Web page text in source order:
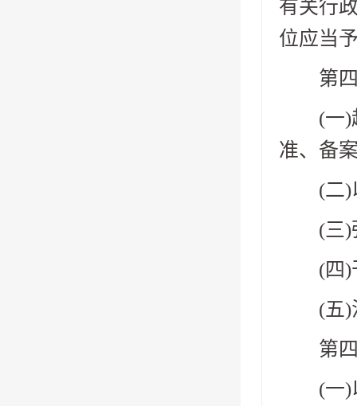
有关行
位应当
第四
(一)越
准、备
(二)以
(三)强
(四)干
(五)法
第四
(一)以